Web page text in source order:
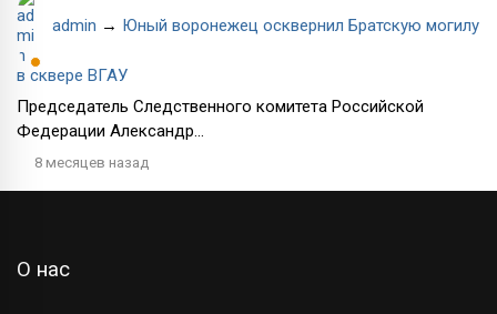
admin → Юный воронежец осквернил Братскую могилу
в сквере ВГАУ
Председатель Следственного комитета Российской
Федерации Александр...
8 месяцев назад
О нас